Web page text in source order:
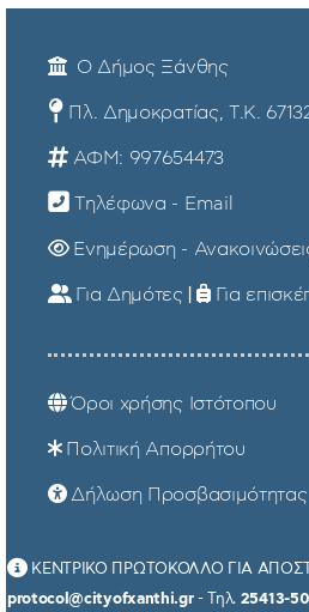
Ο Δήμος Ξάνθης
Πλ. Δημοκρατίας, Τ.Κ.
ΑΦΜ: 997654473
Τηλέφωνα - Email
Ενημέρωση -
Για Δημότες | Για
Όροι χρήσης Ιστότοπου
Πολιτική Απορρήτου
Δήλωση Προσβασιμότητας
ΚΕΝΤΡΙΚΟ ΠΡΩΤΟΚΟΛΛΟ ΓΙΑ
protocol@cityofxanthi.gr- Τηλ. 25413-